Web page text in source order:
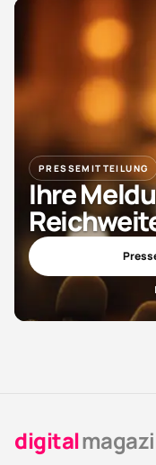
PRESSEMITTEILUNG
Ihre
digital